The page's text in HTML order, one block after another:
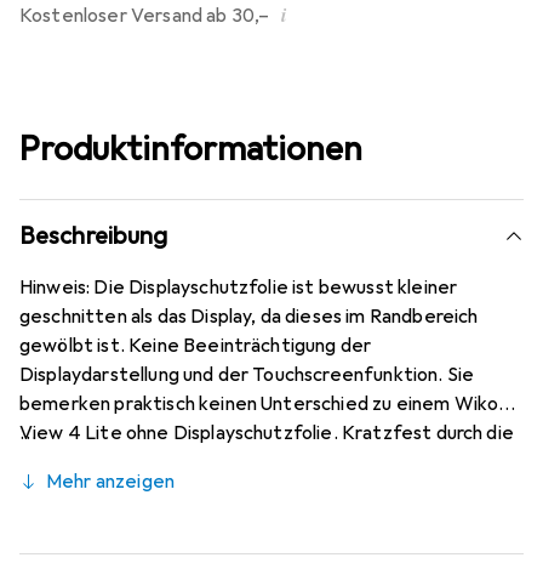
Kostenloser Versand ab 30,– i
Produktinformationen
Beschreibung
Hinweis: Die Displayschutzfolie ist bewusst kleiner
geschnitten als das Display, da dieses im Randbereich
gewölbt ist. Keine Beeinträchtigung der
Displaydarstellung und der Touchscreenfunktion. Sie
bemerken praktisch keinen Unterschied zu einem Wiko
View 4 Lite ohne Displayschutzfolie. Kratzfest durch die
gegen Kratzer und Abrasion! 4H Bleistifthärte. Bewusst
ist (siehe Fotos), blasenfrei und jederzeit rückstandsfrei
Mehr anzeigen